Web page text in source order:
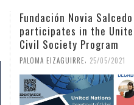
Fundación Novia Salcedo
participates in the
Civil Society Program
PALOMA EIZAGUIRRE 25/05/2021